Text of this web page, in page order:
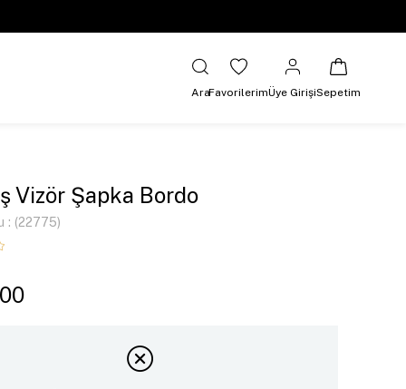
AraFavorilerimÜye GirişiSepetim
Vizör Şapka Bordo
(22775)